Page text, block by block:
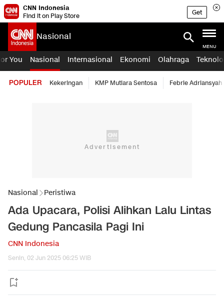
CNN Indonesia
Find it on Play Store
Get
Nasional
MENU
You Nasional Internasional Ekonomi Olahraga
POPULER Kekeringan KMP Mutiara Sentosa Febrie Adriansyah
Nasional Peristiwa
Ada Upacara, Polisi Alihkan Lalu Lintas
Gedung Pancasila Pagi Ini
CNN Indonesia
Senin, 02 Jun 2025 06:25 WIB